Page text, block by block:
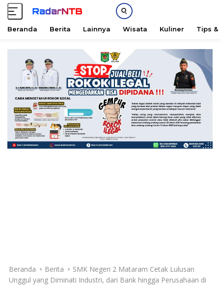
Beranda Berita Lainnya Wisata Kuliner Tips &
Beranda Berita
SMK Negeri 2 Mataram Cetak Lulusan
Unggul yang Diminati Industri, dari Bank hingga Perusahaan di